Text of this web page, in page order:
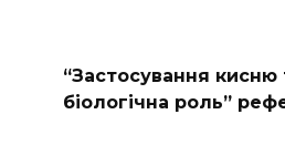
“Застосування кисню
біологічна роль”